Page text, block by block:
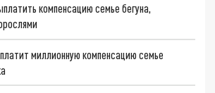
компенсацию семье бегуна,
миллионную компенсацию семье